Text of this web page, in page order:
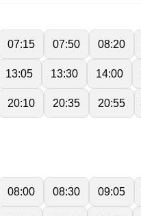
07:15 07:50 08:20
13:05 13:30 14:00
20:10 20:35 20:55
08:00 08:30 09:05